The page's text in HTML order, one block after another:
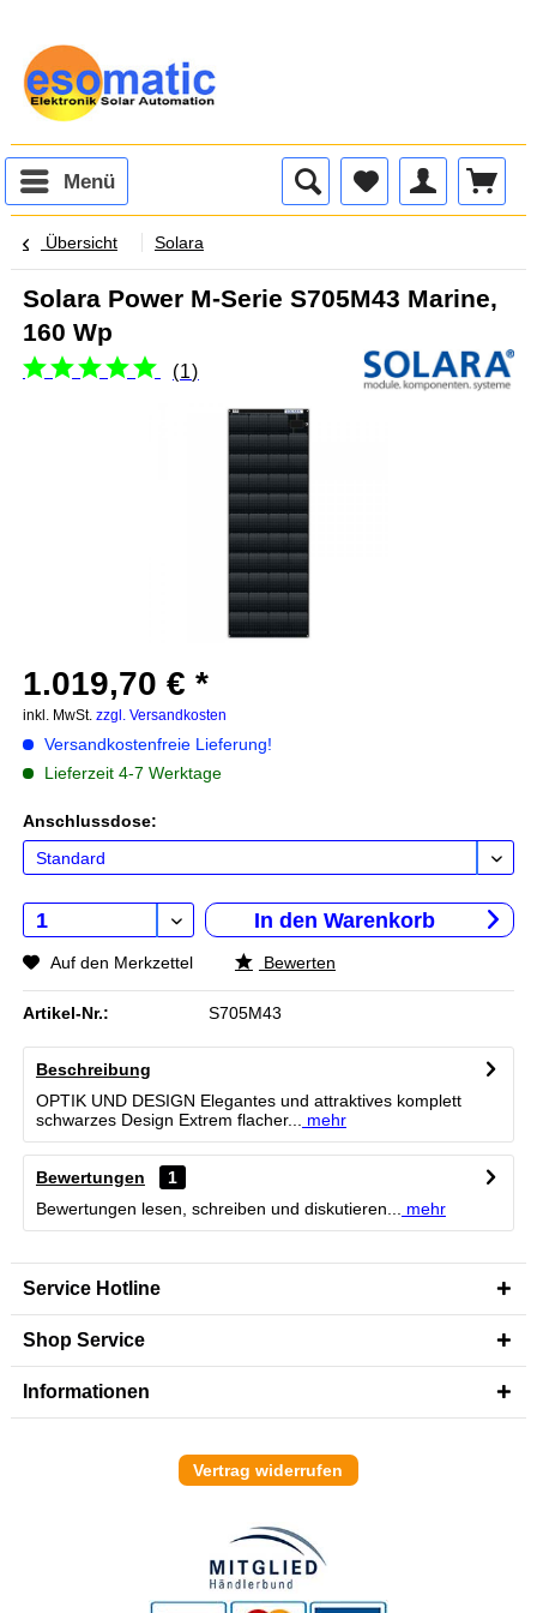
Menü
Übersicht Solara
Solara Power M-Serie S705M43 Marine,
160 Wp
(1)
1.019,70 € *
inkl. MwSt. zzgl. Versandkosten
Versandkostenfreie Lieferung!
Lieferzeit 4-7 Werktage
Anschlussdose:
In den Warenkorb
Auf den Merkzettel Bewerten
Artikel-Nr.: S705M43
Beschreibung
OPTIK UND DESIGN Elegantes und attraktives komplett
schwarzes Design Extrem flacher...
mehr
Bewertungen
1
Bewertungen lesen, schreiben und diskutieren...
mehr
Service Hotline
Shop Service
Informationen
Vertrag widerrufen